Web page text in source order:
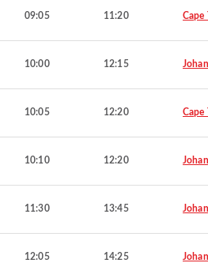
09:05 11:20 Cape
10:00 12:15
10:05 12:20 Cape
10:10 12:20
11:30 13:45
12:05 14:25